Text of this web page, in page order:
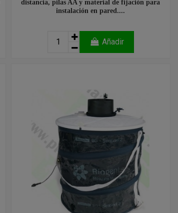
distancia, pilas AA y material de fijación para
instalación en pared....
Añadir